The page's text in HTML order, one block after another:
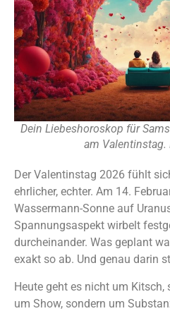
Dein Liebeshoroskop für
am Valentinstag.
Der Valentinstag 2026 fühlt
ehrlicher, echter. Am 14.
Wassermann-Sonne auf
Spannungsaspekt wirbelt
durcheinander. Was geplant
exakt so ab. Und genau darin
Heute geht es nicht um
um Show, sondern um